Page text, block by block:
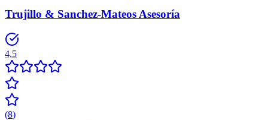
Trujillo & Sanchez-Mateos Asesoría
4,5
(8)